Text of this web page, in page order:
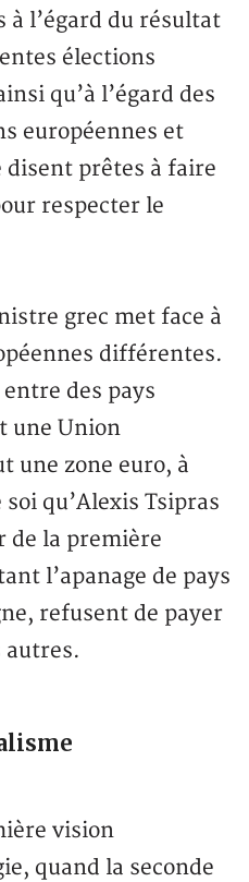
l’égard du résultat
élections
qu’à l’égard des
européennes et
prêtes à faire
respecter le
grec met face à
différentes.
des pays
une Union
une zone euro, à
qu’Alexis Tsipras
de la première
l’apanage de pays
refusent de payer
vision
quand la seconde